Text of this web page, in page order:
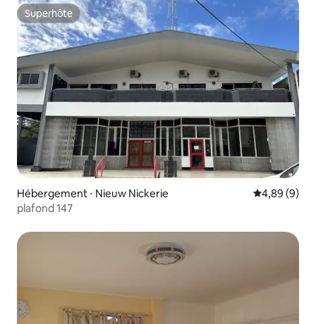
Superhôte
Superhôte
Hébergement ⋅ Nieuw Nickerie Évaluation
4,89 (9)
plafond 147